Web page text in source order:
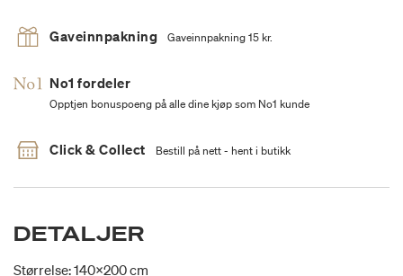
Gaveinnpakning Gaveinnpakning 15 kr.
No1 fordeler
Opptjen bonuspoeng på alle dine kjøp som No1 kunde
Click & Collect Bestill på nett - hent i butikk
DETALJER
Størrelse: 140x200 cm